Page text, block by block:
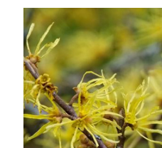
più
varianti.
Le
opzioni
possono
essere
scelte
nella
pagina
del
prodotto